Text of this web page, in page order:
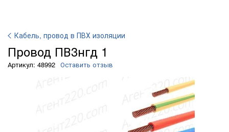
Кабель, провод в ПВХ изоляции
Провод ПВ3нгд 1
Артикул: 48992 Оставить отзыв